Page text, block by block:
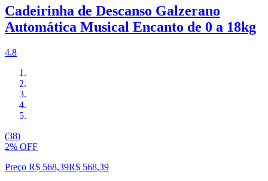
Cadeirinha de Descanso Galzerano
Automática Musical Encanto de 0 a 18kg
4.8
(38)
2% OFF
Preço R$ 568,39R$ 568,39